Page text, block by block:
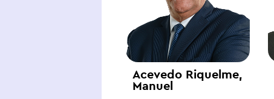
Acevedo Riquelme,
Manuel